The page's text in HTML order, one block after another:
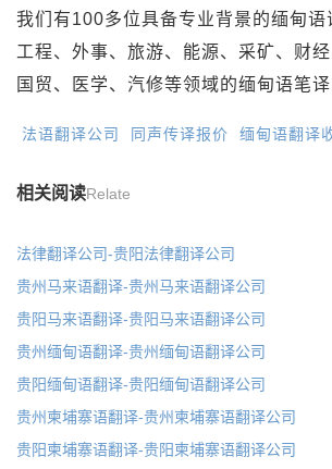
我们有100多位具备专业背景的缅甸语
工程、外事、旅游、能源、采矿、财经
国贸、医学、汽修等领域的缅甸语笔译
法语翻译公司 同声传译报价 缅甸语翻译
相关阅读Relate
法律翻译公司-贵阳法律翻译公司
贵州马来语翻译-贵州马来语翻译公司
贵阳马来语翻译-贵阳马来语翻译公司
贵州缅甸语翻译-贵州缅甸语翻译公司
贵阳缅甸语翻译-贵阳缅甸语翻译公司
贵州柬埔寨语翻译-贵州柬埔寨语翻译公司
贵阳柬埔寨语翻译-贵阳柬埔寨语翻译公司